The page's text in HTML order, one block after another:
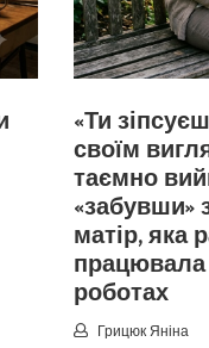
«Ти
своїм
таємно
«забувши»
матір, яка
роботах
Грицюк Яніна